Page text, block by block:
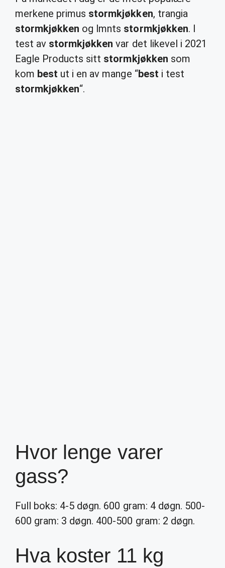
merkene primus stormkjøkken, trangia
stormkjøkken og lmnts stormkjøkken. I
test av stormkjøkken var det likevel i 2021
Eagle Products sitt stormkjøkken som
kom best ut i en av mange “best i test
stormkjøkken“.
Hvor lenge varer
gass?
Full boks: 4-5 døgn. 600 gram: 4 døgn. 500-
600 gram: 3 døgn. 400-500 gram: 2 døgn.
Hva koster 11 kg